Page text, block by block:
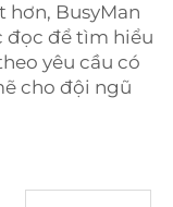
hơn, BusyMan
đọc để tìm hiểu
yêu cầu có
cho đội ngũ